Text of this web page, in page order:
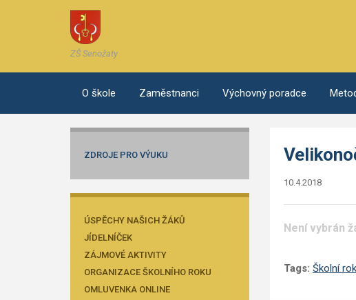
ZŠ Senožaty
O škole Zaměstnanci Výchovný poradce
ZDROJE PRO VÝUKU
ÚSPĚCHY NAŠICH ŽÁKŮ
JÍDELNÍČEK
ZÁJMOVÉ AKTIVITY
ORGANIZACE ŠKOLNÍHO ROKU
OMLUVENKA ONLINE
10.4.2018
Není vybrán
Tags: Školní